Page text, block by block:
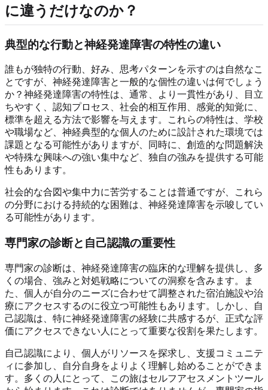
に違うだけなのか？
典型的な行動と神経発達障害の特性の違い
誰もが独特の行動、好み、思考パターンを示すのは自然なこ
とですが、神経発達障害と一般的な個性の違いは何でしょう
か？神経発達障害の特性は、通常、より一貫性があり、目立
ちやすく、認知プロセス、社会的相互作用、感覚的知覚に、
標準を超える方法で影響を与えます。これらの特性は、学校
や職場など、神経典型的な個人のために設計された環境では
課題となる可能性がありますが、同時に、創造的な問題解決
や特殊な興味への強い集中など、独自の強みを提供する可能
性もあります。
社会的な合図や集中力に苦労することは普通ですが、これら
の分野における持続的な困難は、神経発達障害を示唆してい
る可能性があります。
専門家の診断と自己認識の重要性
専門家の診断は、神経発達障害の臨床的な理解を提供し、多
くの場合、強みと対処戦略についての洞察を含みます。ま
た、個人が自分のニーズに合わせて調整された宿泊施設や治
療にアクセスするのに役立つ可能性もあります。しかし、自
己認識は、特に神経発達障害の経験に共感するが、正式な評
価にアクセスできない人にとって重要な役割を果たします。
自己認識により、個人がリソースを探求し、支援コミュニテ
ィに参加し、自分自身をよりよく理解し始めることができま
す。多くの人にとって、この旅はセルフアセスメントツール